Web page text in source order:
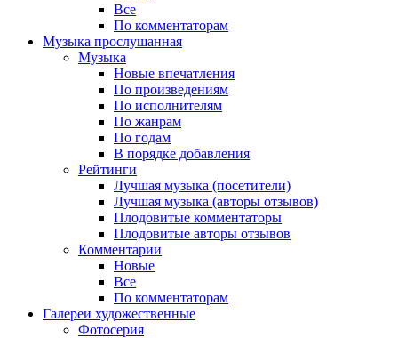
Все
По комментаторам
Музыка прослушанная
Музыка
Новые впечатления
По произведениям
По исполнителям
По жанрам
По годам
В порядке добавления
Рейтинги
Лучшая музыка (посетители)
Лучшая музыка (авторы отзывов)
Плодовитые комментаторы
Плодовитые авторы отзывов
Комментарии
Новые
Все
По комментаторам
Галереи художественные
Фотосерия